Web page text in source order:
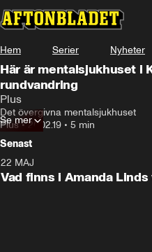
Hem Serier Nyheter
Här är mentalsjukhuset i
rundvandring
Plus
Det övergivna mentalsjukhuset
Plus•20.02.19 • 5 min
Se mer
Senast
Plus
22 MAJ
Vad finns i Amanda Linds